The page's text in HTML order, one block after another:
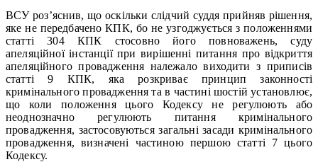
ВСУ роз’яснив, що оскільки слідчий суддя прийняв рішення,
яке не передбачено КПК, бо не узгоджується з положеннями
статті 304 КПК стосовно його повноважень, суду
апеляційної інстанції при вирішенні питання про відкриття
апеляційного провадження належало виходити з приписів
статті 9 КПК, яка розкриває принцип законності
кримінального провадження та в частині шостій установлює,
що коли положення цього Кодексу не регулюють або
неоднозначно регулюють питання кримінального
провадження, застосовуються загальні засади кримінального
провадження, визначені частиною першою статті 7 цього
Кодексу.